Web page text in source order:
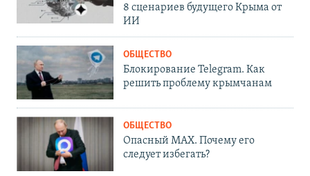
8 сценариев будущего Крыма от
ИИ
ОБЩЕСТВО
Блокирование Telegram. Как
решить проблему крымчанам
ОБЩЕСТВО
Опасный MAX. Почему его
следует избегать?